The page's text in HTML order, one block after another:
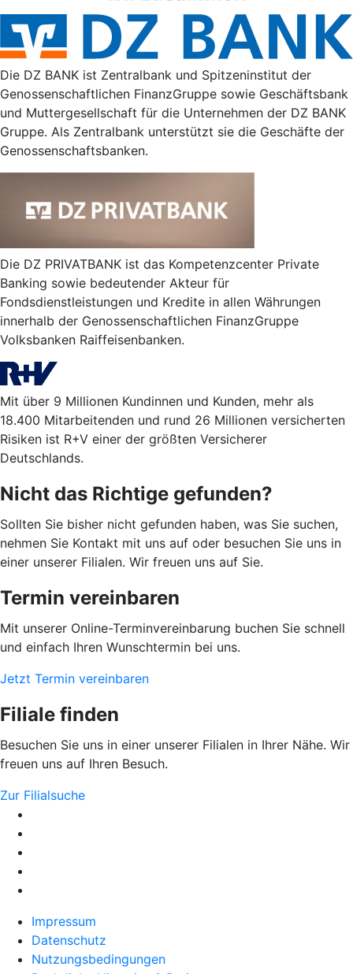
Die DZ BANK ist Zentralbank und Spitzeninstitut der
Genossenschaftlichen FinanzGruppe sowie Geschäftsbank
und Muttergesellschaft für die Unternehmen der DZ BANK
Gruppe. Als Zentralbank unterstützt sie die Geschäfte der
Genossenschaftsbanken.
Die DZ PRIVATBANK ist das Kompetenzcenter Private
Banking sowie bedeutender Akteur für
Fondsdienstleistungen und Kredite in allen Währungen
innerhalb der Genossenschaftlichen FinanzGruppe
Volksbanken Raiffeisenbanken.
Mit über 9 Millionen Kundinnen und Kunden, mehr als
18.400 Mitarbeitenden und rund 26 Millionen versicherten
Risiken ist R+V einer der größten Versicherer
Deutschlands.
Nicht das Richtige gefunden?
Sollten Sie bisher nicht gefunden haben, was Sie suchen,
nehmen Sie Kontakt mit uns auf oder besuchen Sie uns in
einer unserer Filialen. Wir freuen uns auf Sie.
Termin vereinbaren
Mit unserer Online-Terminvereinbarung buchen Sie schnell
und einfach Ihren Wunschtermin bei uns.
Jetzt Termin vereinbaren
Filiale finden
Besuchen Sie uns in einer unserer Filialen in Ihrer Nähe. Wir
freuen uns auf Ihren Besuch.
Zur Filialsuche
Impressum
Datenschutz
Nutzungsbedingungen